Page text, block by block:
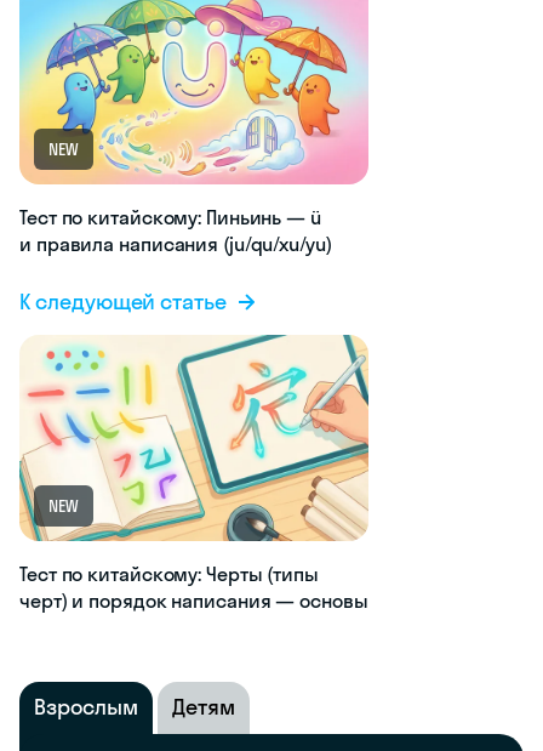
NEW
Тест по китайскому: Пиньинь — ü
и правила написания (ju/qu/xu/yu)
К следующей статье
NEW
Тест по китайскому: Черты (типы
черт) и порядок написания — основы
Взрослым Детям